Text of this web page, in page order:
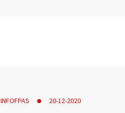
INFOFPAS 20-12-2020